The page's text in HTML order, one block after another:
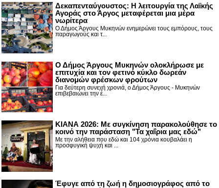
Δεκαπενταύγουστος: H λειτουργία της Λαϊκής
Αγοράς στο Άργος μεταφέρεται μια μέρα
νωρίτερα
Ο Δήμος Άργους Μυκηνών ενημερώνει τους εμπόρους, τους
παραγωγούς και τ...
Ο Δήμος Άργους Μυκηνών ολοκλήρωσε με
επιτυχία και τον φετινό κύκλο δωρεάν
διανομών φρέσκων φρούτων
Για δεύτερη συνεχή χρονιά, ο Δήμος Άργους - Μυκηνών
επιβεβαιώνει την έ...
ΚΙΑΝΑ 2026: Με συγκίνηση παρακολούθησε το
κοινό την παράσταση "Τα χαΐρια μας εδώ"
Με την αλήθεια που εδώ και 104 χρόνια κουβαλάει η
προσφυγική ψυχή και ...
Έφυγε από τη ζωή η δημοσιογράφος από το